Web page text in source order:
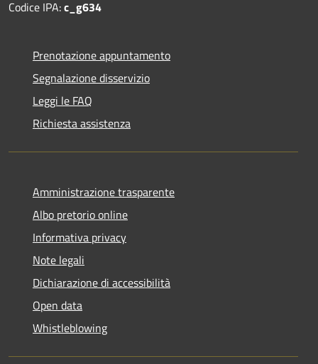
Codice IPA:c_g634
Prenotazione appuntamento
Segnalazione disservizio
Leggi le FAQ
Richiesta assistenza
Amministrazione trasparente
Albo pretorio online
Informativa privacy
Note legali
Dichiarazione di accessibilità
Open data
Whistleblowing